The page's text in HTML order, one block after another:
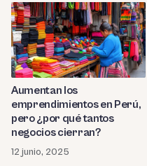
Aumentan los
emprendimientos en Perú,
pero ¿por qué tantos
negocios cierran?
12 junio, 2025